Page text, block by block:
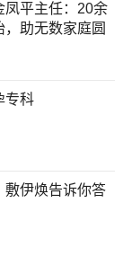
凤平主任：20余
助无数家庭圆
专科
敷伊焕告诉你答